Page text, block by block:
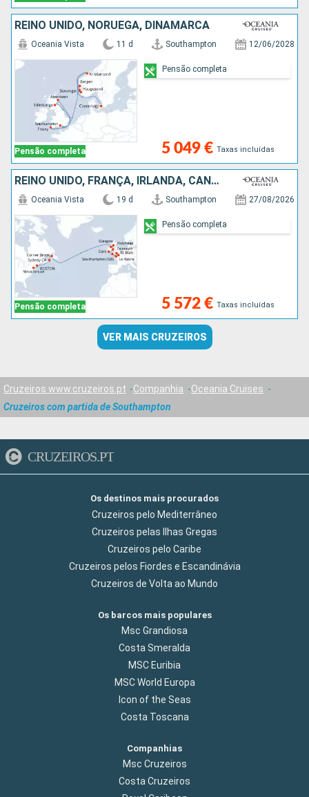
REINO UNIDO, NORUEGA, DINAMARCA
Pensão completa
Oceania Vista 11 d Southampton 12/06/2028
5 049 € Taxas incluídas
Pensão completa
REINO UNIDO, FRANÇA, IRLANDA, CANADÁ, ESTADOS UNIDOS
Pensão completa
Oceania Vista 19 d Southampton 27/08/2026
5 572 € Taxas incluídas
Pensão completa
VER MAIS CRUZEIROS
Cruzeiros www.cruzeiros.pt Companhia
Oceania Cruises
Cruzeiros com partida de Southampton
CRUZEIROS.PT
Os destinos mais procurados
Cruzeiros pelo Mediterrâneo
Cruzeiros pelas Ilhas Gregas
Cruzeiros pelo Caribe
Cruzeiros pelos Fiordes e Escandinávia
Cruzeiros de Volta ao Mundo
Os barcos mais populares
Msc Grandiosa
Costa Smeralda
MSC Euribia
MSC World Europa
Icon of the Seas
Costa Toscana
Companhias
Msc Cruzeiros
Costa Cruzeiros